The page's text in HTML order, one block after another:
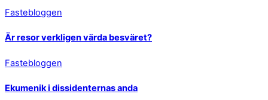
Fastebloggen
Är resor verkligen värda besväret?
Fastebloggen
Ekumenik i dissidenternas anda